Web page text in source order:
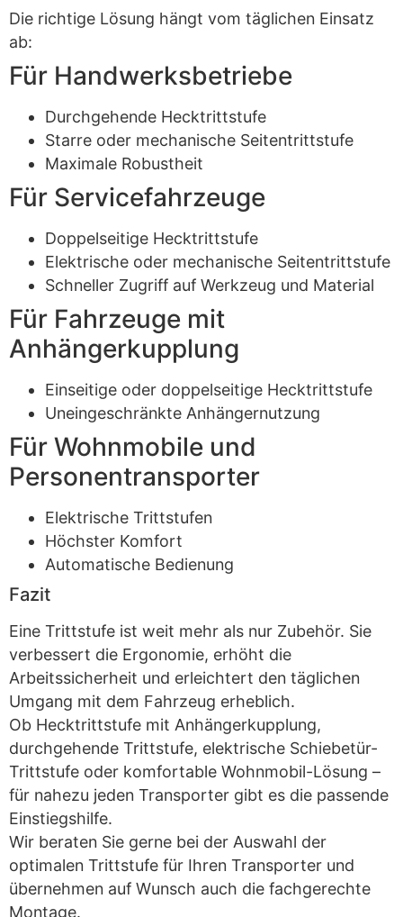
Die richtige Lösung hängt vom täglichen Einsatz
ab:
Für Handwerksbetriebe
Durchgehende Hecktrittstufe
Starre oder mechanische Seitentrittstufe
Maximale Robustheit
Für Servicefahrzeuge
Doppelseitige Hecktrittstufe
Elektrische oder mechanische Seitentrittstufe
Schneller Zugriff auf Werkzeug und Material
Für Fahrzeuge mit
Anhängerkupplung
Einseitige oder doppelseitige Hecktrittstufe
Uneingeschränkte Anhängernutzung
Für Wohnmobile und
Personentransporter
Elektrische Trittstufen
Höchster Komfort
Automatische Bedienung
Fazit
Eine Trittstufe ist weit mehr als nur Zubehör. Sie
verbessert die Ergonomie, erhöht die
Arbeitssicherheit und erleichtert den täglichen
Umgang mit dem Fahrzeug erheblich.
Ob Hecktrittstufe mit Anhängerkupplung,
durchgehende Trittstufe, elektrische Schiebetür-
Trittstufe oder komfortable Wohnmobil-Lösung –
für nahezu jeden Transporter gibt es die passende
Einstiegshilfe.
Wir beraten Sie gerne bei der Auswahl der
optimalen Trittstufe für Ihren Transporter und
übernehmen auf Wunsch auch die fachgerechte
Montage.